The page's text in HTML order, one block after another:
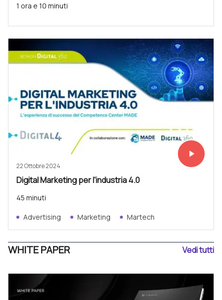
1 ora e 10 minuti
Vedi subito
play_arrow
22 Ottobre 2024
Digital Marketing per l'industria 4.0
45 minuti
Advertising Marketing Martech
WHITE PAPER Vedi tutti